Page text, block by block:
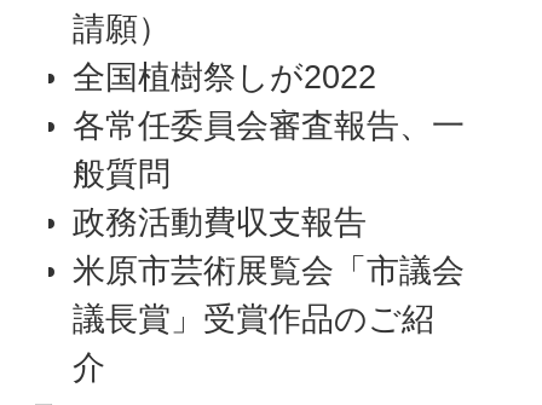
請願）
全国植樹祭しが2022
各常任委員会審査報告、一
般質問
政務活動費収支報告
米原市芸術展覧会「市議会
議長賞」受賞作品のご紹
介